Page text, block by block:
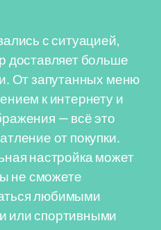
с ситуацией,
доставляет больше
От запутанных меню
к интернету и
— всё это
от покупки.
настройка может
не сможете
любимыми
или спортивными